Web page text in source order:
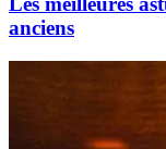
anciens